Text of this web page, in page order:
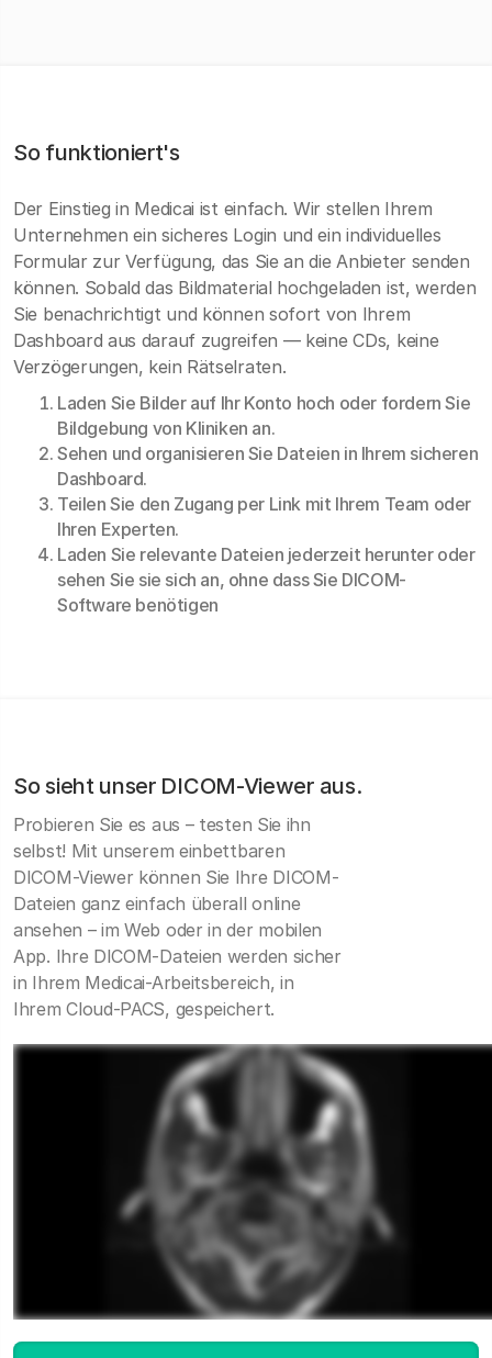
So funktioniert's
Der Einstieg in Medicai ist einfach. Wir stellen Ihrem
Unternehmen ein sicheres Login und ein individuelles
Formular zur Verfügung, das Sie an die Anbieter senden
können. Sobald das Bildmaterial hochgeladen ist, werden
Sie benachrichtigt und können sofort von Ihrem
Dashboard aus darauf zugreifen — keine CDs, keine
Verzögerungen, kein Rätselraten.
Laden Sie Bilder auf Ihr Konto hoch oder fordern Sie
Bildgebung von Kliniken an.
Sehen und organisieren Sie Dateien in Ihrem sicheren
Dashboard.
Teilen Sie den Zugang per Link mit Ihrem Team oder
Ihren Experten.
Laden Sie relevante Dateien jederzeit herunter oder
sehen Sie sie sich an, ohne dass Sie DICOM-
Software benötigen
So sieht unser DICOM-Viewer aus.
Probieren Sie es aus – testen Sie ihn
selbst! Mit unserem einbettbaren
DICOM-Viewer können Sie Ihre DICOM-
Dateien ganz einfach überall online
ansehen – im Web oder in der mobilen
App. Ihre DICOM-Dateien werden sicher
in Ihrem Medicai-Arbeitsbereich, in
Ihrem Cloud-PACS, gespeichert.